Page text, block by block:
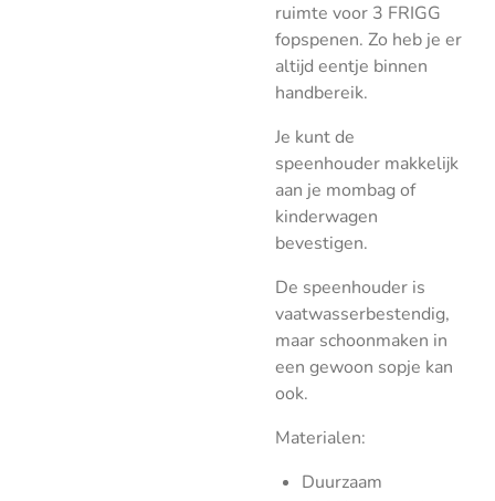
ruimte voor 3 FRIGG
fopspenen. Zo heb je er
altijd eentje binnen
handbereik.
Je kunt de
speenhouder makkelijk
aan je mombag of
kinderwagen
bevestigen.
De speenhouder is
vaatwasserbestendig,
maar schoonmaken in
een gewoon sopje kan
ook.
Materialen:
Duurzaam